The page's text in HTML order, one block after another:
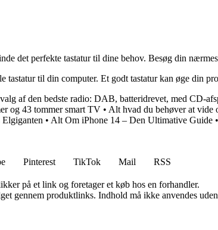
det perfekte tastatur til dine behov. Besøg din
tastatur til din computer. Et godt tastatur kan øge din
af den bedste radio: DAB, batteridrevet, med CD-
og 43 tommer smart TV • Alt hvad du behøver at vide
• Alt Om iPhone 14 – Den Ultimative Guide •
Pinterest TikTok Mail
RSS
på et link og foretager et køb hos en forhandler.
gennem produktlinks. Indhold må ikke anvendes